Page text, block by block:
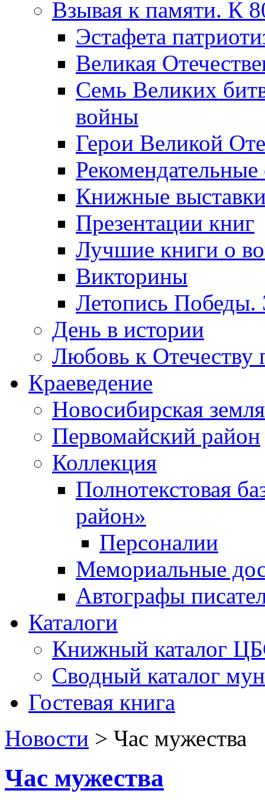
Взывая к памяти. К
Эcтафета
Великая
Семь Великих
войны
Герои Великой
Рекомендательные
Книжные
Презентации книг
Лучшие книги о
Викторины
Летопись Победы.
День в истории
Любовь к Отечеству
Краеведение
Новосибирская земля
Первомайский район
Коллекция
Полнотекстовая
район»
Персоналии
Мемориальные
Автографы
Каталоги
Книжный каталог
Сводный каталог
Гостевая книга
Новости > Час мужества
Час мужества